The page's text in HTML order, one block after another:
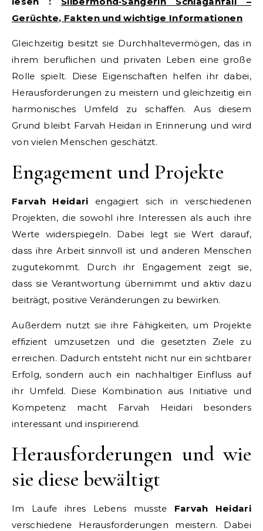
Gerüchte, Fakten und wichtige Informationen
Gleichzeitig besitzt sie Durchhaltevermögen, das in
ihrem beruflichen und privaten Leben eine große
Rolle spielt. Diese Eigenschaften helfen ihr dabei,
Herausforderungen zu meistern und gleichzeitig ein
harmonisches Umfeld zu schaffen. Aus diesem
Grund bleibt Farvah Heidari in Erinnerung und wird
von vielen Menschen geschätzt.
Engagement und Projekte
Farvah Heidari engagiert sich in verschiedenen
Projekten, die sowohl ihre Interessen als auch ihre
Werte widerspiegeln. Dabei legt sie Wert darauf,
dass ihre Arbeit sinnvoll ist und anderen Menschen
zugutekommt. Durch ihr Engagement zeigt sie,
dass sie Verantwortung übernimmt und aktiv dazu
beiträgt, positive Veränderungen zu bewirken.
Außerdem nutzt sie ihre Fähigkeiten, um Projekte
effizient umzusetzen und die gesetzten Ziele zu
erreichen. Dadurch entsteht nicht nur ein sichtbarer
Erfolg, sondern auch ein nachhaltiger Einfluss auf
ihr Umfeld. Diese Kombination aus Initiative und
Kompetenz macht Farvah Heidari besonders
interessant und inspirierend.
Herausforderungen und wie
sie diese bewältigt
Im Laufe ihres Lebens musste Farvah Heidari
verschiedene Herausforderungen meistern. Dabei